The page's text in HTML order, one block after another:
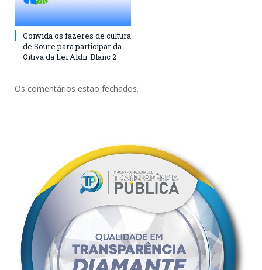
Convida os fazeres de cultura
de Soure para participar da
Oitiva da Lei Aldir Blanc 2
Os comentários estão fechados.